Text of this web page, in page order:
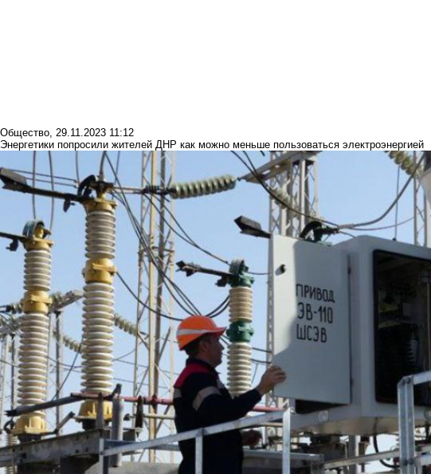
Общество 29.11.2023 11:12
Энергетики попросили жителей ДНР как можно меньше пользоваться электроэнергией